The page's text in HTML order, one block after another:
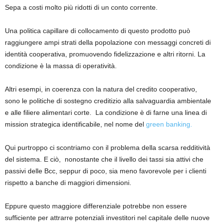
Sepa a costi molto più ridotti di un conto corrente.
Una politica capillare di collocamento di questo prodotto può
raggiungere ampi strati della popolazione con messaggi concreti di
identità cooperativa, promuovendo fidelizzazione e altri ritorni. La
condizione è la massa di operatività.
Altri esempi, in coerenza con la natura del credito cooperativo,
sono le politiche di sostegno creditizio alla salvaguardia ambientale
e alle filiere alimentari corte. La condizione è di farne una linea di
mission strategica identificabile, nel nome del green banking.
Qui purtroppo ci scontriamo con il problema della scarsa redditività
del sistema. E ciò,
nonostante che il livello dei tassi sia attivi che
passivi delle Bcc, seppur di poco, sia meno favorevole per i clienti
rispetto a banche di maggiori dimensioni.
Eppure questo maggiore differenziale potrebbe non essere
sufficiente per attrarre potenziali investitori nel capitale delle nuove